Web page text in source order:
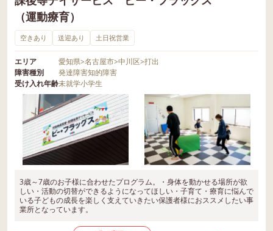
（運動療育）
空きあり 送迎あり 土日祝営業
エリア 愛知県>名古屋市>中川区>打出
障害種別
発達障害知的障害
受け入れ年齢未就学小学生
3歳～7歳のお子様に合わせたプログラム。・身体を動かせる場所が欲
しい・活動の切替ができるようになってほしい・子育て・療育に悩んで
いる子どもの成長を楽しく支えていきたい保護者様におススメしたい事
業所となっています。